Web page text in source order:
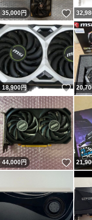
35,000円 いい
18,900円 いい
44,000円 いい